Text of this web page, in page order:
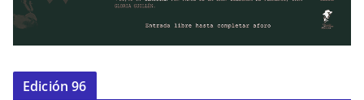
Edición 96